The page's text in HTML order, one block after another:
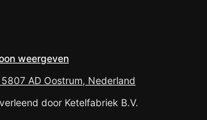
weergeven
AD Oostrum, Nederland
door Ketelfabriek B.V.